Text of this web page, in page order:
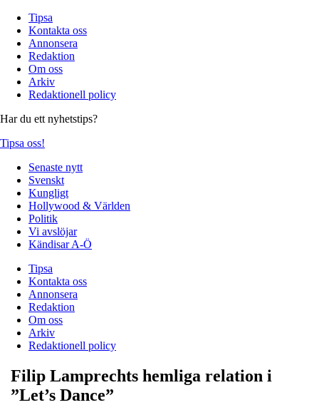
Tipsa
Kontakta oss
Annonsera
Redaktion
Om oss
Arkiv
Redaktionell policy
Har du ett nyhetstips?
Tipsa oss!
Senaste nytt
Svenskt
Kungligt
Hollywood & Världen
Politik
Vi avslöjar
Kändisar A-Ö
Tipsa
Kontakta oss
Annonsera
Redaktion
Om oss
Arkiv
Redaktionell policy
Filip Lamprechts hemliga relation i
”Let’s Dance”